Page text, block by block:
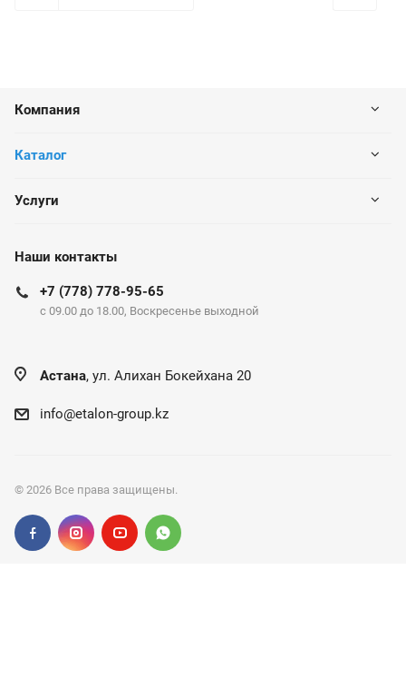
Компания
Каталог
Услуги
Наши контакты
+7 (778) 778-95-65
c 09.00 до 18.00, Воскресенье выходной
Астана, ул. Алихан Бокейхана 20
info@etalon-group.kz
© 2026 Все права защищены.